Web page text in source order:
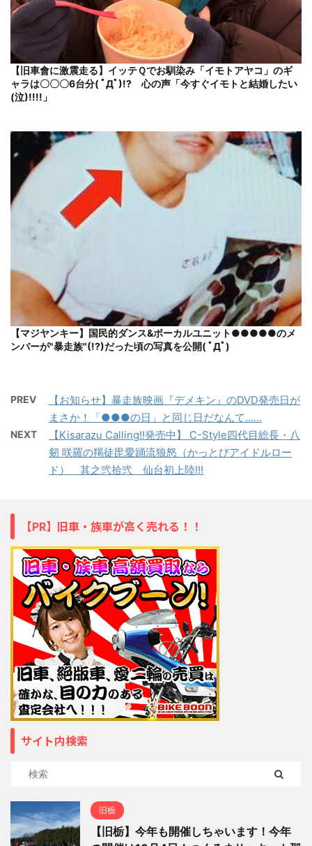
【旧車會に激震走る】イッテＱでお馴染み「イモトアヤコ」のギ
ャラは〇〇〇6台分( ﾟДﾟ)!? 心の声「今すぐイモトと結婚したい
(泣)!!!!」
【マジヤンキー】国民的ダンス&ボーカルユニット●●●●●のメ
ンバーが"暴走族"(!?)だった頃の写真を公開( ﾟДﾟ)
PREV
【お知らせ】暴走族映画『デメキン』のDVD発売日が
まさか！「●●●の日」と同じ日だなんて……
NEXT
【Kisarazu Calling!!発売中】 C-Style四代目総長・八
剱 咲羅の羯徒毘愛踊流狼怒（かっとびアイドルロー
ド） 其之弐拾弐 仙台初上陸!!!
【PR】旧車・族車が高く売れる！！
サイト内検索
旧栃
【旧栃】今年も開催しちゃいます！今年